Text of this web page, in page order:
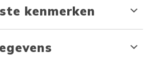
kenmerken